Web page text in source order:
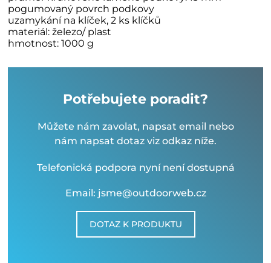
pogumovaný povrch podkovy
uzamykání na klíček, 2 ks klíčků
materiál: železo/ plast
hmotnost: 1000 g
Potřebujete poradit?
Můžete nám zavolat, napsat email nebo
nám napsat dotaz viz odkaz níže.
Telefonická podpora nyní není dostupná
Email: jsme@outdoorweb.cz
DOTAZ K PRODUKTU